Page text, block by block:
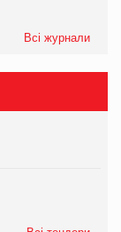
Всі журнали